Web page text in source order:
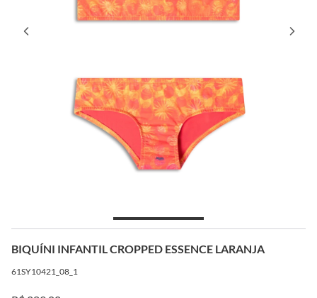
BIQUÍNI INFANTIL CROPPED ESSENCE LARANJA
61SY10421_08_1